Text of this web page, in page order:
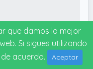
que damos la mejor
Si sigues utilizando
acuerdo.
Aceptar